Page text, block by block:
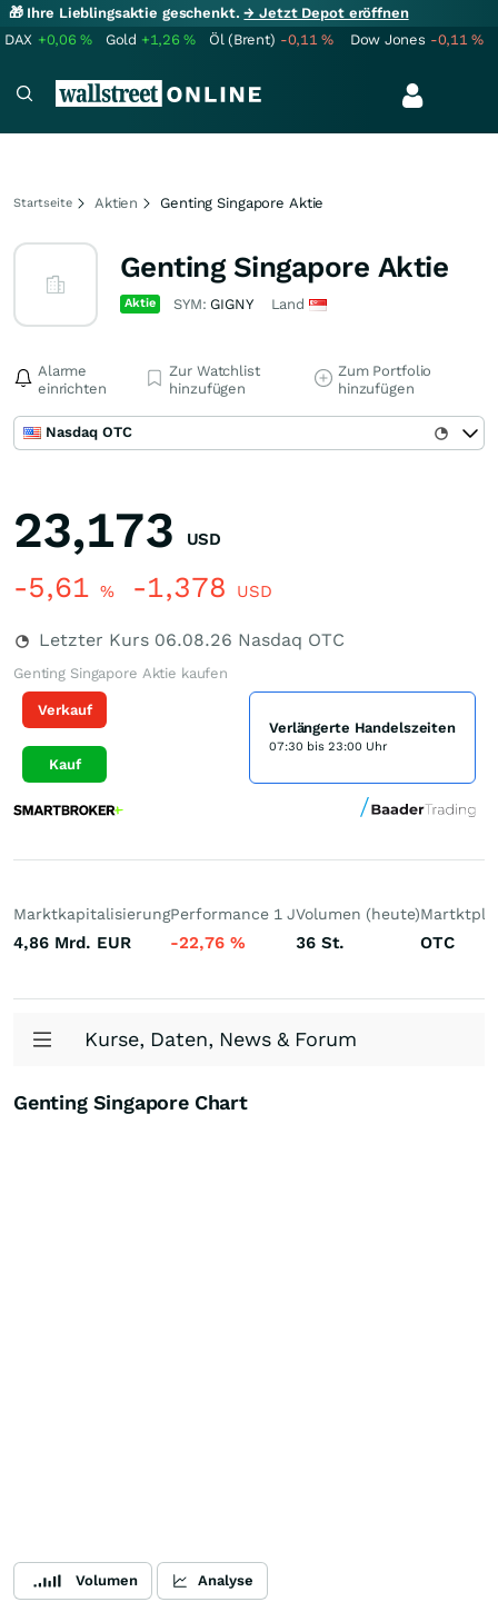
🎁 Ihre Lieblingsaktie geschenkt.→ Jetzt Depot eröffnen
DAX +0,06% Gold +1,26% Öl (Brent) -0,11% Dow Jones -0,11%
Startseite Aktien Genting Singapore Aktie
Genting Singapore Aktie
Aktie SYM: GIGNY Land
Alarme
einrichten
Zur Watchlist
hinzufügen
Zum Portfolio
hinzufügen
Nasdaq OTC
23,173 USD
-5,61 % -1,378 USD
Letzter Kurs 06.08.26 Nasdaq OTC
Genting Singapore Aktie kaufen
Verkauf
Kauf
Verlängerte Handelszeiten
07:30 bis 23:00 Uhr
Marktkapitalisierung
4,86 Mrd. EUR
Performance 1 J
-22,76 %
Volumen (heute)
36 St. OTC
Kurse, Daten, News & Forum
Genting Singapore Chart
Volumen Analyse